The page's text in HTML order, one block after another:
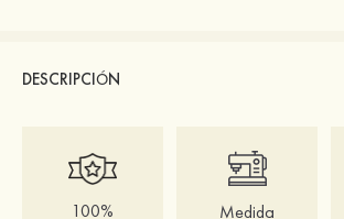
DESCRIPCIÓN
100%
Medida